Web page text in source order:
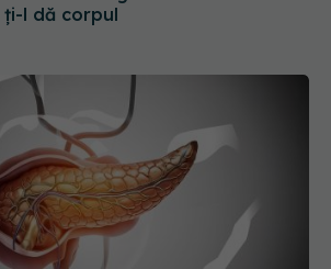
l dă corpul